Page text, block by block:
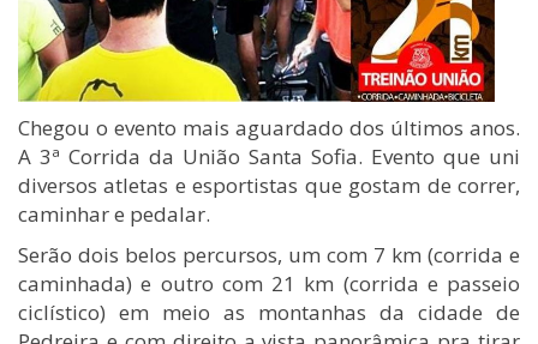
Chegou o evento mais aguardado dos últimos anos.
A 3ª Corrida da União Santa Sofia. Evento que uni
diversos atletas e esportistas que gostam de correr,
caminhar e pedalar.
Serão dois belos percursos, um com 7 km (corrida e
caminhada) e outro com 21 km (corrida e passeio
ciclístico) em meio as montanhas da cidade de